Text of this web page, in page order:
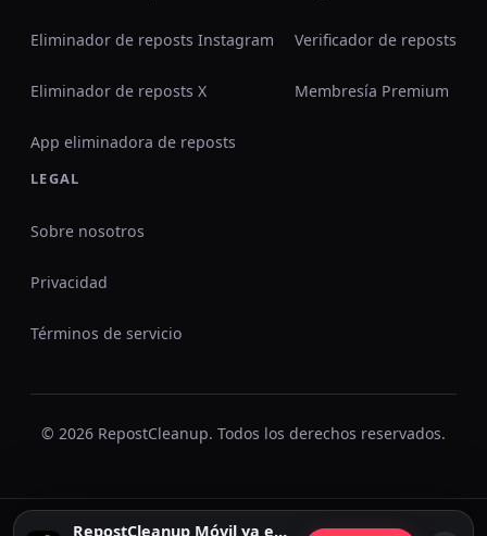
Eliminador de reposts Instagram
Eliminador de reposts X
App eliminadora de reposts
Verificador de reposts
Membresía Premium
LEGAL
Sobre nosotros
Privacidad
Términos de servicio
© 2026 RepostCleanup. Todos los derechos reservados.
RepostCleanup Móvil ya está disponible